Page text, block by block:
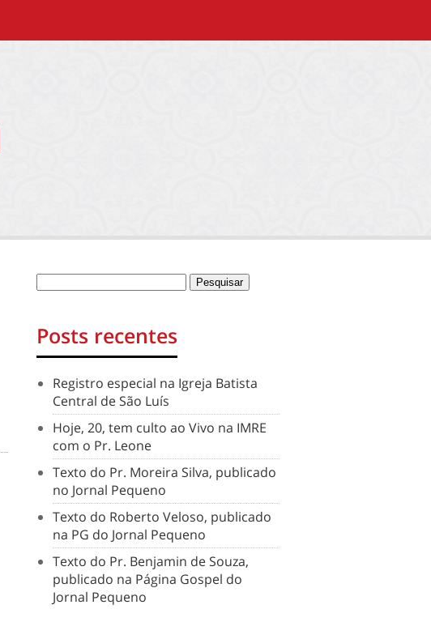
Posts recentes
Registro especial na Igreja Batista
Central de São Luís
Hoje, 20, tem culto ao Vivo na IMRE
com o Pr. Leone
Texto do Pr. Moreira Silva, publicado
no Jornal Pequeno
Texto do Roberto Veloso, publicado
na PG do Jornal Pequeno
Texto do Pr. Benjamin de Souza,
publicado na Página Gospel do
Jornal Pequeno